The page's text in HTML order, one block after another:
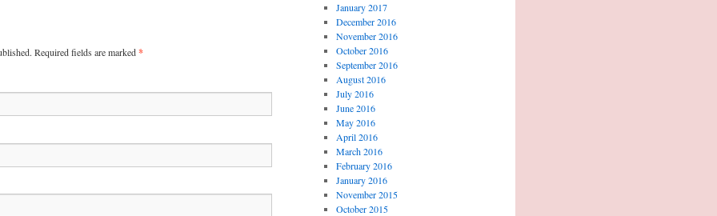
Required fields are marked*
January 2017
December 2016
November 2016
October 2016
September 2016
August 2016
July 2016
June 2016
May 2016
April 2016
March 2016
February 2016
January 2016
November 2015
October 2015